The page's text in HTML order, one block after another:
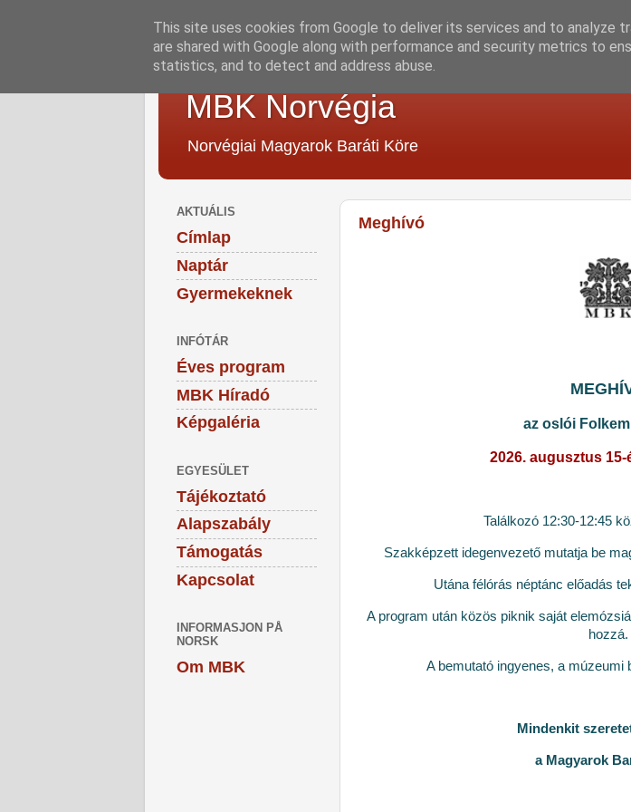
MBK Norvégia
Norvégiai Magyarok Baráti Köre
Meghívó
az oslói
2026. augusztus
Találkozó 12:30-12:45
Szakképzett idegenvezető mutatja be
Utána félórás néptánc előadás
A program után közös piknik saját
hozzá.
A bemutató ingyenes, a múzeumi
Mindenkit
a Magyarok
AKTUÁLIS
Címlap
Naptár
Gyermekeknek
INFÓTÁR
Éves program
MBK Híradó
Képgaléria
EGYESÜLET
Tájékoztató
Alapszabály
Támogatás
Kapcsolat
INFORMASJON PÅ
NORSK
Om MBK
This site uses cookies from Google to deliver its services and to analyze
are shared with Google along with performance and security metrics to
statistics, and to detect and address abuse.